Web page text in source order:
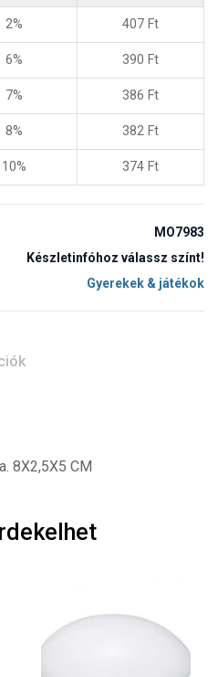
2% 407 Ft
6% 390 Ft
7% 386 Ft
8% 382 Ft
10% 374 Ft
MO7983
Készletinfóhoz válassz színt!
Gyerekek & játékok
8X2,5X5 CM